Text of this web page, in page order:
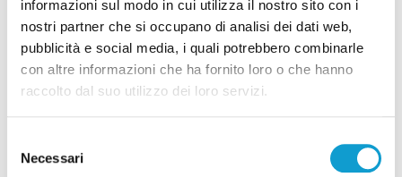
informazioni sul modo in cui utilizza il nostro sito con i
nostri partner che si occupano di analisi dei dati web,
pubblicità e social media, i quali potrebbero combinarle
con altre informazioni che ha fornito loro o che hanno
raccolto dal suo utilizzo dei loro servizi.
delNecessari